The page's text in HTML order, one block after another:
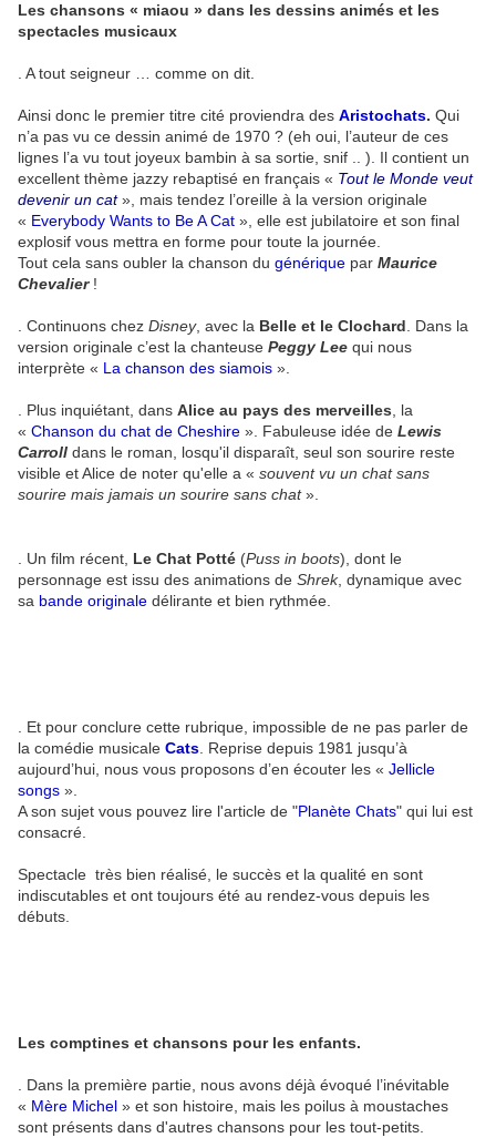
Les chansons « miaou » dans les dessins animés et les
spectacles musicaux
. A tout seigneur … comme on dit.
Ainsi donc le premier titre cité proviendra des Aristochats. Qui
n’a pas vu ce dessin animé de 1970 ? (eh oui, l’auteur de ces
lignes l’a vu tout joyeux bambin à sa sortie, snif .. ). Il contient un
excellent thème jazzy rebaptisé en français « Tout le Monde veut
devenir un cat», mais tendez l’oreille à la version originale
« Everybody Wants to Be A Cat », elle est jubilatoire et son final
explosif vous mettra en forme pour toute la journée.
Tout cela sans oubler la chanson du générique par Maurice
Chevalier!
. Continuons chez Disney, avec la Belle et le Clochard . Dans la
version originale c’est la chanteuse Peggy Lee qui nous
interprète « La chanson des siamois ».
. Plus inquiétant, dans Alice au pays des merveilles , la
« Chanson du chat de Cheshire ». Fabuleuse idée de Lewis
Carroll dans le roman, losqu'il disparaît, seul son sourire reste
visible et Alice de noter qu'elle a « souvent vu un chat sans
sourire mais jamais un sourire sans chat».
. Un film récent, Le Chat Potté (Puss in boots), dont le
personnage est issu des animations de Shrek, dynamique avec
sa bande originale délirante et bien rythmée.
. Et pour conclure cette rubrique, impossible de ne pas parler de
la comédie musicale Cats . Reprise depuis 1981 jusqu’à
aujourd’hui, nous vous proposons d’en écouter les « Jellicle
songs ».
A son sujet vous pouvez lire l'article de "Planète Chats" qui lui est
consacré.
Spectacle très bien réalisé, le succès et la qualité en sont
indiscutables et ont toujours été au rendez-vous depuis les
débuts.
Les comptines et chansons pour les enfants.
. Dans la première partie, nous avons déjà évoqué l’inévitable
« Mère Michel » et son histoire, mais les poilus à moustaches
sont présents dans d'autres chansons pour les tout-petits.